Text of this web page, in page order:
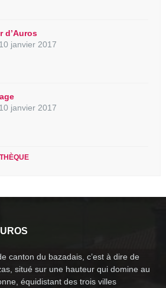
d’Auros
janvier 2017
janvier 2017
canton du bazadais, c’est à dire de
situé sur une hauteur qui domine au
équidistant des trois villes